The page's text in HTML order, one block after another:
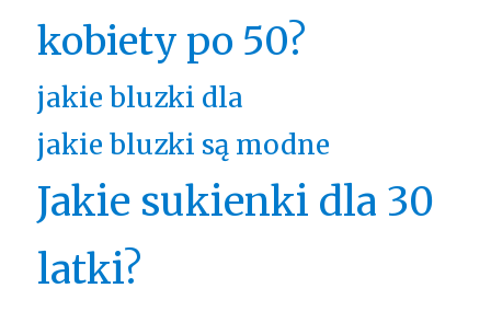
kobiety po 50?
jakie bluzki dla
jakie bluzki są modne
Jakie sukienki dla 30
latki?